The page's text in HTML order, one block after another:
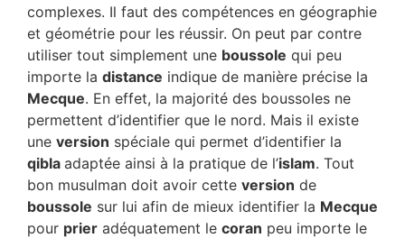
complexes. Il faut des compétences en géographie
et géométrie pour les réussir. On peut par contre
utiliser tout simplement une boussole qui peu
importe la distance indique de manière précise la
Mecque. En effet, la majorité des boussoles ne
permettent d’identifier que le nord. Mais il existe
une version spéciale qui permet d’identifier la
qibla adaptée ainsi à la pratique de l’islam. Tout
bon musulman doit avoir cette version de
boussole sur lui afin de mieux identifier la Mecque
pour prier adéquatement le coran peu importe le